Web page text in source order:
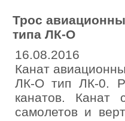
Трос
типа ЛК-О
16.08.2016
Канат
ЛК-О тип ЛК-0.
канатов. Канат
самолетов и